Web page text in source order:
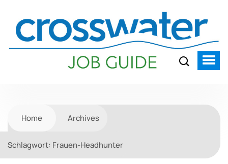
Home Archives
Schlagwort: Frauen-Headhunter